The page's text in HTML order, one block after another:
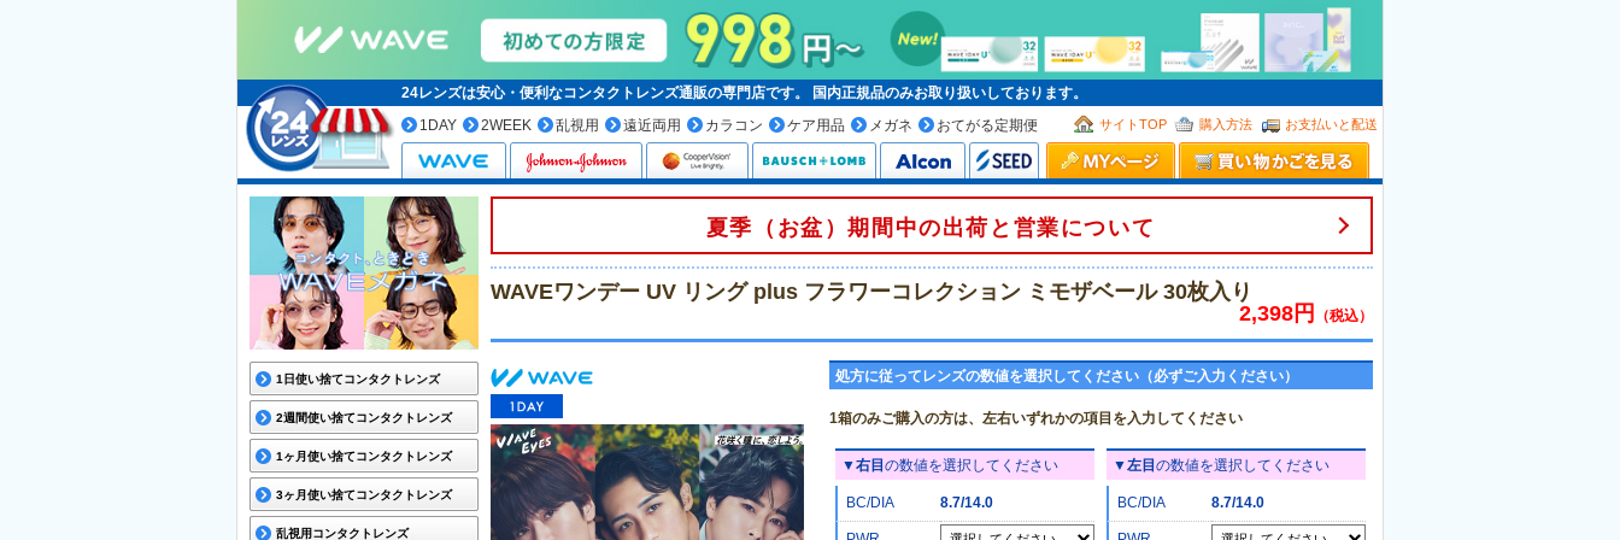
24レンズは安心・便利なコンタクトレンズ通販の専門店です。 国内正規品のみお取り扱いしております。
1DAY
2WEEK 乱視用 遠近両用 カラコン ケア用品 メガネ おてがる定期便 サイトTOP 購入方法 お支払いと配送
1日使い捨てコンタクトレンズ
2週間使い捨てコンタクトレンズ
1ヶ月使い捨てコンタクトレンズ
3ヶ月使い捨てコンタクトレンズ
乱視用コンタクトレンズ
夏季（お盆）期間中の出荷と営業について
WAVEワンデー UV リング plus フラワーコレクション ミモザベール 30枚入り
2,398円
（税込）
処方に従ってレンズの数値を選択してください（必ずご入力ください）
1箱のみご購入の方は、左右いずれかの項目を入力してください
▼右目の数値を選択してください
BC/DIA 8.7/14.0
▼左目の数値を選択してください
BC/DIA 8.7/14.0